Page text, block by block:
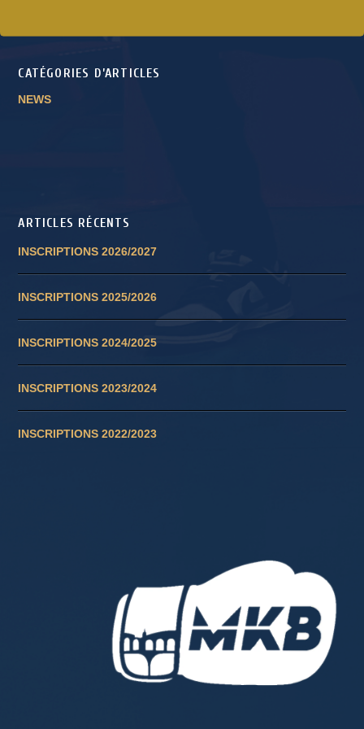
CATÉGORIES D’ARTICLES
NEWS
ARTICLES RÉCENTS
INSCRIPTIONS 2026/2027
INSCRIPTIONS 2025/2026
INSCRIPTIONS 2024/2025
INSCRIPTIONS 2023/2024
INSCRIPTIONS 2022/2023